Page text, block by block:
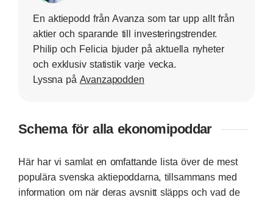
En aktiepodd från Avanza som tar upp allt från
aktier och sparande till investeringstrender.
Philip och Felicia bjuder på aktuella nyheter
och exklusiv statistik varje vecka.
Lyssna på Avanzapodden
Schema för alla ekonomipoddar
Här har vi samlat en omfattande lista över de mest
populära svenska aktiepoddarna, tillsammans med
information om när deras avsnitt släpps och vad de